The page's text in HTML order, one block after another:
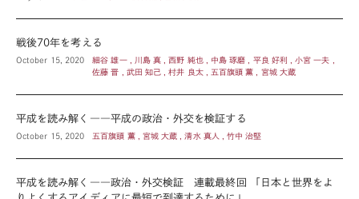
戦後70年を考える
October 15, 2020
細谷 雄一 , 川島 真 , 西野 純也 , 中島 琢磨 , 平良 好利 , 小宮 一夫 ,
佐藤 晋 , 武田 知己 , 村井 良太 , 五百旗頭 薫 , 宮城 大蔵
平成を読み解く――平成の政治・外交を検証する
October 15, 2020 五百旗頭 薫 , 宮城 大蔵 , 清水 真人 , 竹中 治堅
平成を読み解く――政治・外交検証 連載最終回 「日本と世界をよ